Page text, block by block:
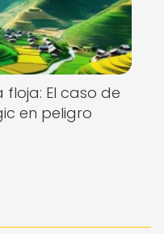
El caso de
en peligro